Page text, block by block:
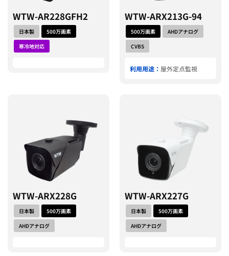
WTW-AR228GFH2
日本製
500万画素
寒冷地対応
WTW-ARX213G-94
500万画素
AHDアナログ
CVBS
利用用途： 屋外定点監視
WTW-ARX228G
日本製
500万画素
AHDアナログ
WTW-ARX227G
日本製
500万画素
AHDアナログ